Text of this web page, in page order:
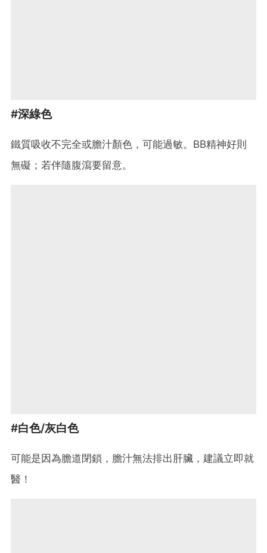
#深綠色
鐵質吸收不完全或膽汁顏色，可能過敏。BB精神好則
無礙；若伴隨腹瀉要留意。
#白色/灰白色
可能是因為膽道閉鎖，膽汁無法排出肝臟，建議立即就
醫！